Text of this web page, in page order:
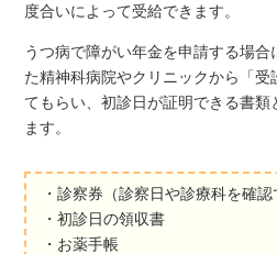
度合いによって受給できます。
うつ病で障がい年金を申請する場合
た精神科病院やクリニックから「受
てもらい、初診日が証明できる書類
ます。
・診察券（診察日や診療科を確認
・初診日の領収書
・お薬手帳